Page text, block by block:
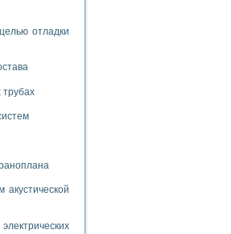
программирования LabVIEW
технологических процессов
температуры
(A-SIC:H)
отладки
трубах